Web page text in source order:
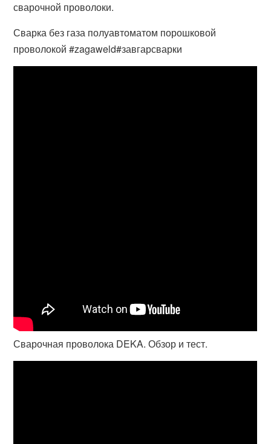
сварочной проволоки.
Сварка без газа полуавтоматом порошковой
проволокой #zagaweld#завгарсварки
Сварочная проволока DEKA. Обзор и тест.